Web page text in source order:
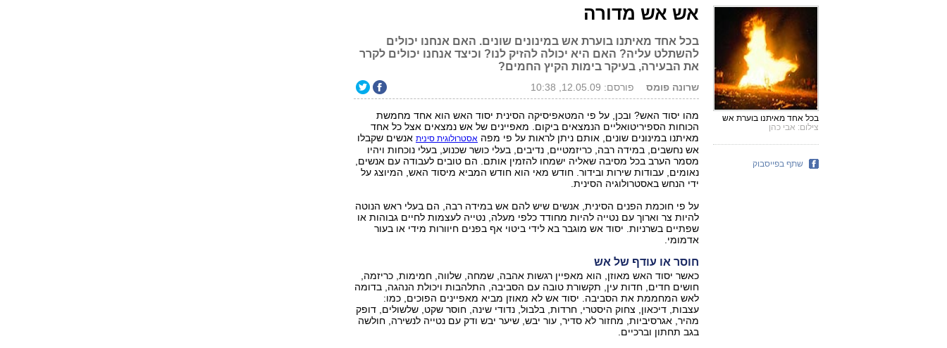
אש אש מדורה
בכל אחד מאיתנו בוערת אש במינונים שונים. האם אנחנו יכולים
להשתלט עליה? האם היא יכולה להזיק לנו? וכיצד אנחנו יכולים לקרר
את הבעירה, בעיקר בימות הקיץ החמים?
שרונה פומס פורסם: 12.05.09, 10:38
מהו יסוד האש? ובכן, על פי המטאפיסיקה הסינית יסוד האש הוא אחד מחמשת
הכוחות הספיריטואליים הנמצאים ביקום. מאפיינים של אש נמצאים אצל כל אחד
מאיתנו במינונים שונים, אותם ניתן לראות על פי מפה אסטרולוגית סיניתאנשים שקבלו
אש נחשבים, במידה רבה, כריזמטיים, נדיבים, בעלי כושר שכנוע, בעלי נוכחות ויהיו
מסמר הערב בכל מסיבה שאליה ישמחו להזמין אותם. הם טובים לעבודה עם אנשים,
נאומים, עבודות שירות ובידור. חודש מאי הוא חודש המביא מיסוד האש, המיוצג על
ידי הנחש באסטרולוגיה הסינית.
על פי חוכמת הפנים הסינית, אנשים שיש להם אש במידה רבה, הם בעלי ראש הנוטה
להיות צר וארוך עם נטייה להיות מחודד כלפי מעלה, נטייה לעצמות לחיים גבוהות או
שפתיים בשרניות. יסוד אש מוגבר בא לידי ביטוי אף בפנים חיוורות מידי או בעור
אדמומי.
חוסר או עודף של אש
כאשר יסוד האש מאוזן, הוא מאפיין רגשות אהבה, שמחה, שלווה, חמימות, כריזמה,
חושים חדים, חדות עין, תקשורת טובה עם הסביבה, התלהבות ויכולת הנהגה, בדומה
לאש המחממת את הסביבה. יסוד אש לא מאוזן מביא מאפיינים הפוכים, כמו:
עצבות, דיכאון, צחוק היסטרי, חרדות, בלבול, נדודי שינה, חוסר שקט, שלשולים, דופק
מהיר, אגרסיביות, מחזור לא סדיר, עור יבש, שיער יבש ודק עם נטייה לנשירה, חולשה
בגב תחתון וברכיים.
בכל אחד מאיתנו בוערת אש
צילום: אבי כהן
שתף בפייסבוק